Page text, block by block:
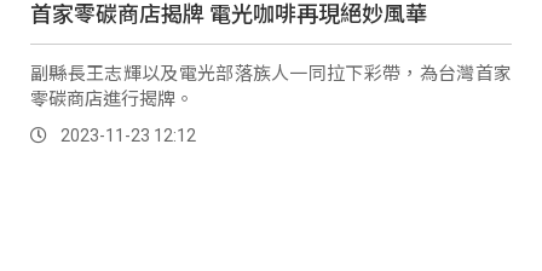
首家零碳商店揭牌 電光咖啡再現絕妙風華
副縣長王志輝以及電光部落族人一同拉下彩帶，為台灣首家
零碳商店進行揭牌。
2023-11-23 12:12